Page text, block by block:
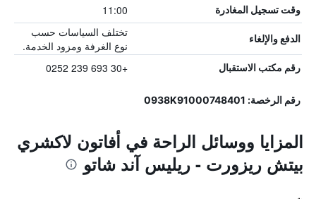
وقت تسجيل المغادرة 11:00
الدفع والإلغاء
تختلف السياسات حسب
نوع الغرفة ومزود الخدمة.
رقم مكتب الاستقبال +30 693 239 0252
رقم الرخصة: 0938Κ91000748401
المزايا ووسائل الراحة في أفاتون لاكشري
بيتش ريزورت - ريليس آند شاتو